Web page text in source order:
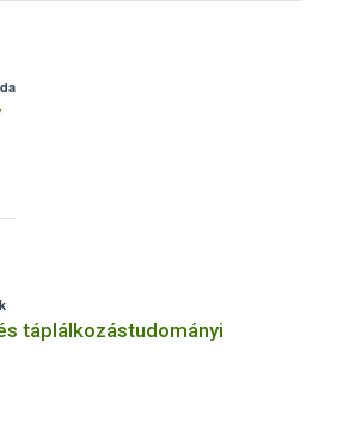
táplálkozástudományi